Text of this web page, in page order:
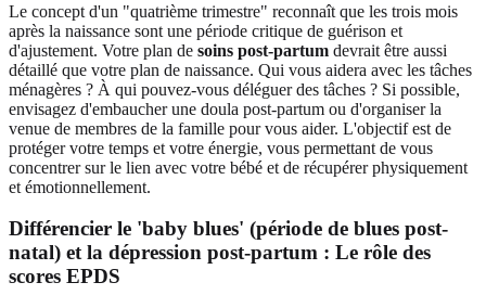
Le concept d'un "quatrième trimestre" reconnaît que les trois mois
après la naissance sont une période critique de guérison et
d'ajustement. Votre plan de soins post-partum devrait être aussi
détaillé que votre plan de naissance. Qui vous aidera avec les tâches
ménagères ? À qui pouvez-vous déléguer des tâches ? Si possible,
envisagez d'embaucher une doula post-partum ou d'organiser la
venue de membres de la famille pour vous aider. L'objectif est de
protéger votre temps et votre énergie, vous permettant de vous
concentrer sur le lien avec votre bébé et de récupérer physiquement
et émotionnellement.
Différencier le 'baby blues' (période de blues post-
natal) et la dépression post-partum : Le rôle des
scores EPDS